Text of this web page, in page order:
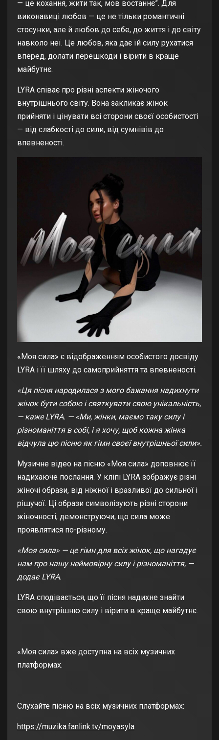
— це кохання, жити так, мов востаннє”. Для
виконавиці любов — це не тільки романтичні
стосунки, але й любов до себе, до життя і до світу
навколо неї. Це любов, яка дає їй силу рухатися
вперед, долати перешкоди і вірити в краще
майбутнє.
LYRA співає про різні аспекти жіночого
внутрішнього світу. Вона закликає жінок
прийняти і цінувати всі сторони своєї особистості
— від слабкості до сили, від сумнівів до
впевненості.
«Моя сила» є відображенням особистого досвіду
LYRA і її шляху до самоприйняття та впевненості.
«Ця пісня народилася з мого бажання надихнути
жінок бути собою і святкувати свою унікальність,
— каже LYRA. — «Ми, жінки, маємо таку силу і
різноманіття в собі, і я хочу, щоб кожна жінка
відчула цю пісню як гімн своєї внутрішньої сили».
Музичне відео на пісню «Моя сила» доповнює її
надихаюче послання. У кліпі LYRA зображує різні
жіночі образи, від ніжної і вразливої до сильної і
рішучої. Ці образи символізують різні сторони
жіночності, демонструючи, що сила може
проявлятися по-різному.
«Моя сила» — це гімн для всіх жінок, що нагадує
нам про нашу неймовірну силу і різноманіття, —
додає LYRA.
LYRA сподівається, що її пісня надихне знайти
свою внутрішню силу і вірити в краще майбутнє.
«Моя сила» вже доступна на всіх музичних
платформах.
Слухайте пісню на всіх музичних платформах:
https://muzika.fanlink.tv/moyasyla